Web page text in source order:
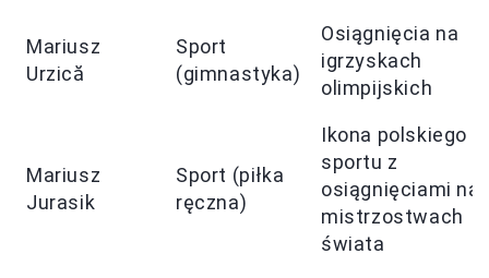
Mariusz
Urzică
Sport
(gimnastyka)
Osiągnięcia na
igrzyskach
olimpijskich
Mariusz
Jurasik
Sport (piłka
ręczna)
Ikona polskiego
sportu z
osiągnięciami na
mistrzostwach
świata